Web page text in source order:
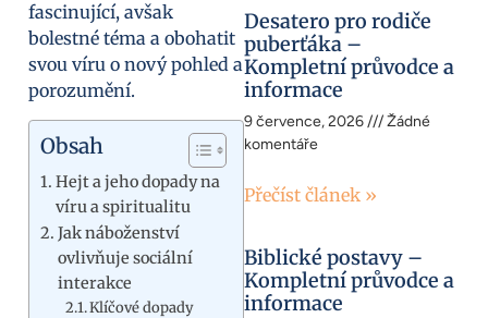
fascinující, avšak
bolestné téma a obohatit
svou víru o nový pohled a
porozumění.
Obsah
Hejt a jeho dopady na
víru a spiritualitu
Jak náboženství
ovlivňuje sociální
interakce
Klíčové dopady
Desatero pro rodiče
puberťáka –
Kompletní průvodce a
informace
9 července, 2026
Žádné
komentáře
Přečíst článek »
Biblické postavy –
Kompletní průvodce a
informace